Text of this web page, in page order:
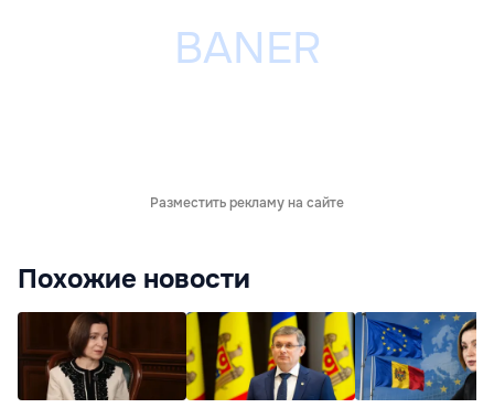
Разместить рекламу на сайте
Похожие новости